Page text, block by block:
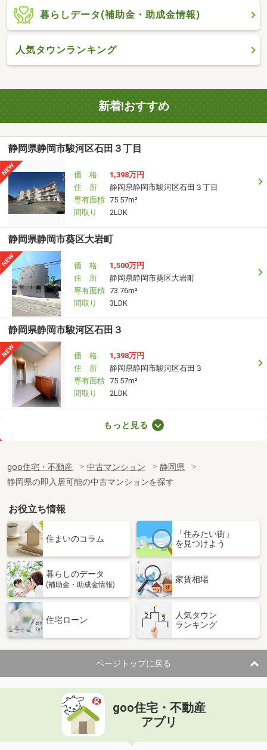
暮らしデータ(補助金・助成金情報)
人気タウンランキング
新着!おすすめ
静岡県静岡市駿河区石田３丁目
価 格
1,398万円
住 所
静岡県静岡市駿河区石田３丁目
専有面積 75.57m²
間取り
2LDK
静岡県静岡市葵区大岩町
価 格
1,500万円
住 所
静岡県静岡市葵区大岩町
専有面積 73.76m²
間取り
3LDK
静岡県静岡市駿河区石田３
価 格
1,398万円
住 所
静岡県静岡市駿河区石田３
専有面積 75.57m²
間取り
2LDK
静岡県静岡市駿河区池田
専有面積 69.31m²
間取り
3LDK
静岡県沼津市大岡
価 格
2,190万円
静岡県沼津市大岡
専有面積 71m²
間取り
静岡県静岡市葵区岳美１
1,190万円
住 所
静岡県静岡市葵区岳美１
専有面積 64.11m²
間取り
3LDK
静岡県静岡市葵区鷹匠２
価 格
4,690万円
住 所
静岡県静岡市葵区鷹匠２
専有面積 72.18m²
もっと見る
goo住宅・不動産 中古マンション
静岡県
静岡県の即入居可能の中古マンションを探す
お役立ち情報
住まいのコラム
「住みたい街」
を見つけよう
暮らしのデータ
(補助金・助成金情報)
家賃相場
住宅ローン
人気タウン
ランキング
ページトップに戻る
goo住宅・不動産
アプリ